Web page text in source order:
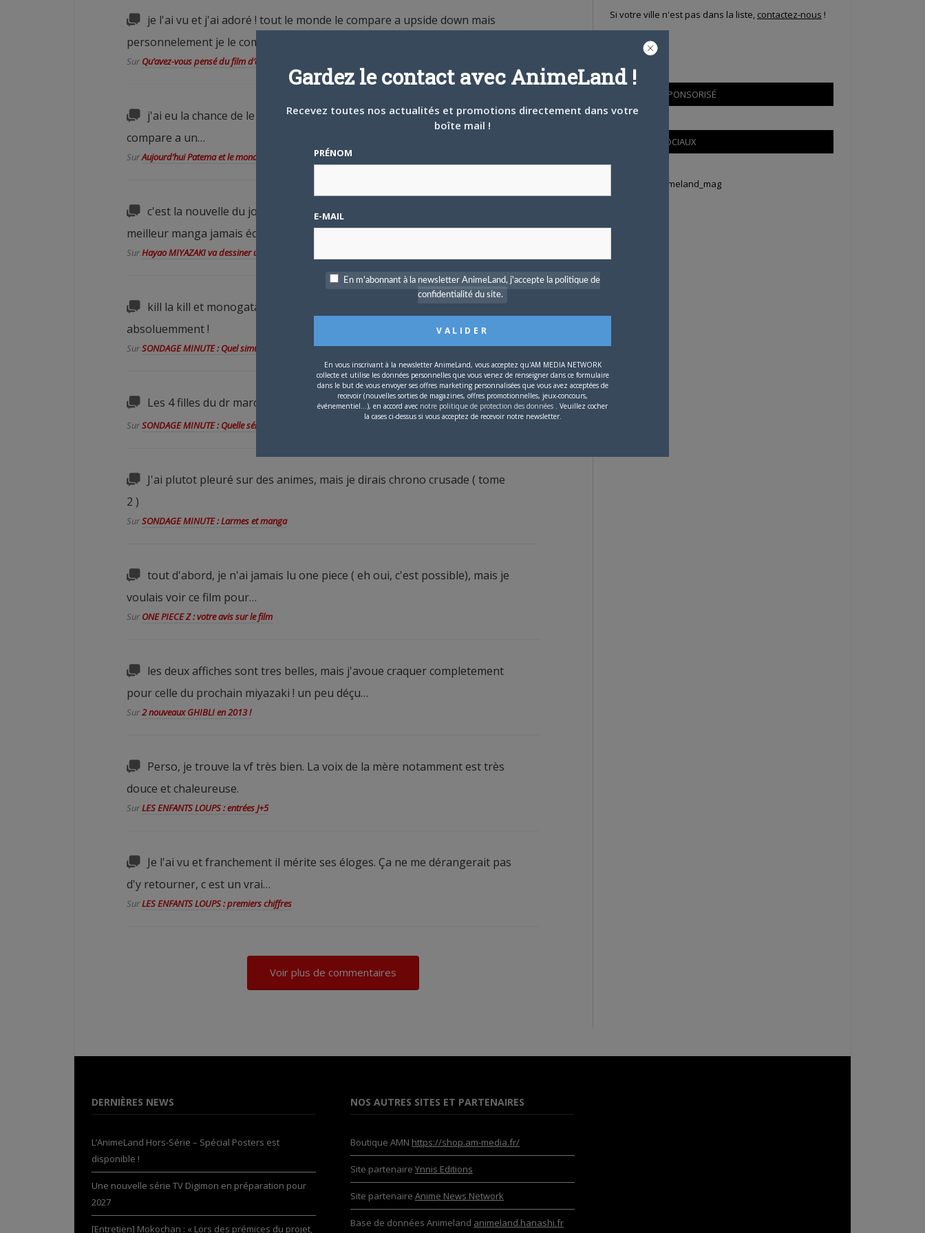
je l'ai vu et j'ai adoré ! tout le monde le compare a upside down mais
personnelement je le comparerait…
Sur Qu’avez-vous pensé du film d’animation Patéma ?
j'ai eu la chance de le voir en VO a grenoble et... J'ai adoré ! beaucoup le
compare a un…
SurAujourd’hui Patema et le monde inversé au cinéma
c'est la nouvelle du jour! la version papier de nausicaa est surement le
meilleur manga jamais écrit, alors il n'y…
Sur Hayao MIYAZAKI va dessiner un manga
kill la kill et monogatari second saison !!! les deux sont a regarder
absoluemment !
SurSONDAGE MINUTE : Quel simulcast suivez-vous ?
Les 4 filles du dr march peut etre ? ( nostalgieeee ! )
SurSONDAGE MINUTE : Quelle série a été oubliée ?
J'ai plutot pleuré sur des animes, mais je dirais chrono crusade ( tome
2 )
SurSONDAGE MINUTE : Larmes et manga
tout d'abord, je n'ai jamais lu one piece ( eh oui, c'est possible), mais je
voulais voir ce film pour…
Sur ONE PIECE Z : votre avis sur le film
les deux affiches sont tres belles, mais j'avoue craquer completement
pour celle du prochain miyazaki ! un peu déçu…
Sur2 nouveaux GHIBLI en 2013 !
Perso, je trouve la vf très bien. La voix de la mère notamment est très
douce et chaleureuse.
SurLES ENFANTS LOUPS : entrées J+5
Je l'ai vu et franchement il mérite ses éloges. Ça ne me dérangerait pas
d'y retourner, c est un vrai…
SurLES ENFANTS LOUPS : premiers chiffres
Voir plus de commentaires
Si votre ville n'est pas dans la liste, contactez-nous !
CONTENU SPONSORISÉ
RÉSEAUX SOCIAUX
Tweets by Animeland_mag
DERNIÈRES NEWS
L’AnimeLand Hors-Série – Spécial Posters est
disponible !
Une nouvelle série TV Digimon en préparation pour
2027
[Entretien] Mokochan : « Lors des prémices du projet,
NOS AUTRES SITES ET PARTENAIRES
Boutique AMN https://shop.am-media.fr/
Site partenaire Ynnis Editions
Site partenaire Anime News Network
Base de données Animeland animeland.hanashi.fr
Gardez le contact avec AnimeLand !
Recevez toutes nos actualités et promotions directement dans votre
boîte mail !
PRÉNOM
E-MAIL
En m'abonnant à la newsletter AnimeLand, j'accepte la politique de
confidentialité du site.
En vous inscrivant à la newsletter AnimeLand, vous acceptez qu'AM MEDIA NETWORK
collecte et utilise les données personnelles que vous venez de renseigner dans ce formulaire
dans le but de vous envoyer ses offres marketing personnalisées que vous avez acceptées de
recevoir (nouvelles sorties de magazines, offres promotionnelles, jeux-concours,
événementiel...), en accord avec notre politique de protection des données . Veuillez cocher
la cases ci-dessus si vous acceptez de recevoir notre newsletter.